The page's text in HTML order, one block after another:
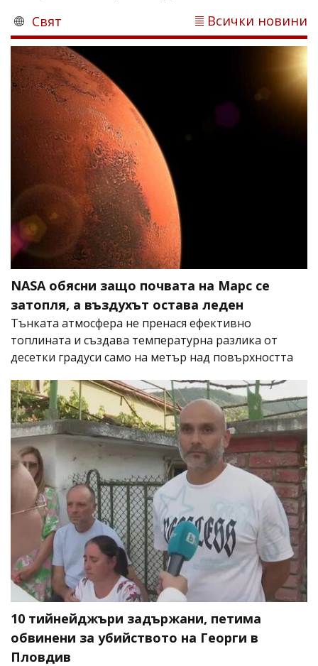
Свят Всички новини
NASA обясни защо почвата на Марс се
затопля, а въздухът остава леден
Тънката атмосфера не пренася ефективно
топлината и създава температурна разлика от
десетки градуси само на метър над повърхността
10 тийнейджъри задържани, петима
обвинени за убийството на Георги в
Пловдив